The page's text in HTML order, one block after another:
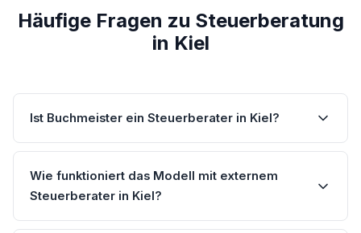
Häufige Fragen zu Steuerberatung
in Kiel
Ist Buchmeister ein Steuerberater in Kiel?
Wie funktioniert das Modell mit externem
Steuerberater in Kiel?